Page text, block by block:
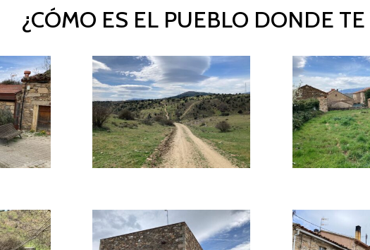
¿CÓMO ES EL PUEBLO DONDE TE